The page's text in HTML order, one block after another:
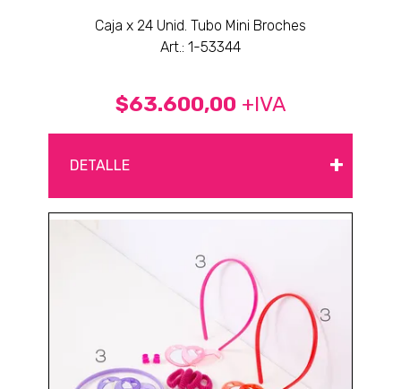
Caja x 24 Unid. Tubo Mini Broches
Art.: 1-53344
$63.600,00 +IVA
DETALLE +